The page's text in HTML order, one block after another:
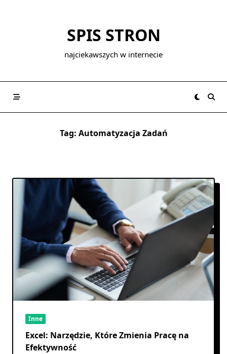
SPIS STRON
najciekawszych w internecie
Tag: Automatyzacja Zadań
Inne
Excel: Narzędzie, Które Zmienia Pracę na
Efektywność